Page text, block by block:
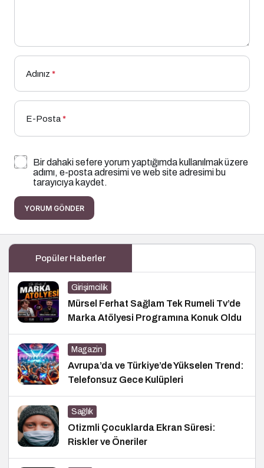
Adınız *
E-Posta*
Bir dahaki sefere yorum yaptığımda kullanılmak üzere
adımı, e-posta adresimi ve web site adresimi bu
tarayıcıya kaydet.
YORUM GÖNDER
Popüler Haberler
Girişimcilik
Mürsel Ferhat Sağlam Tek Rumeli Tv’de
Marka Atölyesi Programına Konuk Oldu
Magazin
Avrupa’da ve Türkiye’de Yükselen Trend:
Telefonsuz Gece Kulüpleri
Sağlık
Otizmli Çocuklarda Ekran Süresi:
Riskler ve Öneriler